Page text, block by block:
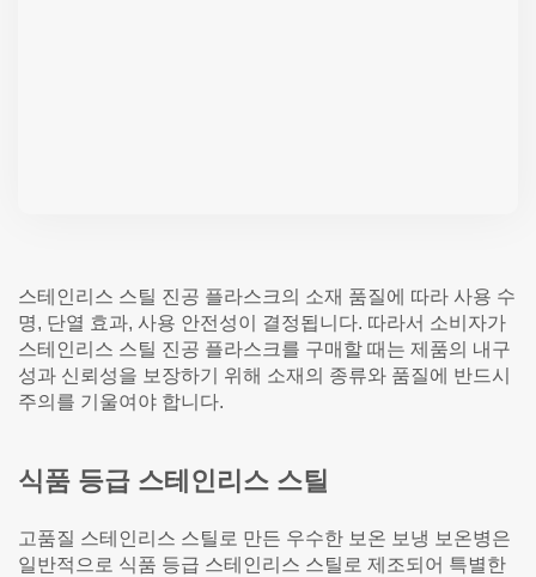
스테인리스 스틸 진공 플라스크의 소재 품질에 따라 사용 수
명, 단열 효과, 사용 안전성이 결정됩니다. 따라서 소비자가
스테인리스 스틸 진공 플라스크를 구매할 때는 제품의 내구
성과 신뢰성을 보장하기 위해 소재의 종류와 품질에 반드시
주의를 기울여야 합니다.
식품 등급 스테인리스 스틸
고품질 스테인리스 스틸로 만든 우수한 보온 보냉 보온병은
일반적으로 식품 등급 스테인리스 스틸로 제조되어 특별한